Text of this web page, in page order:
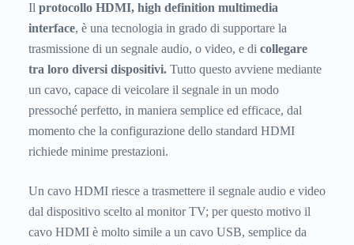
Il protocollo HDMI, high definition multimedia
interface, è una tecnologia in grado di supportare la
trasmissione di un segnale audio, o video, e di collegare
tra loro diversi dispositivi. Tutto questo avviene mediante
un cavo, capace di veicolare il segnale in un modo
pressoché perfetto, in maniera semplice ed efficace, dal
momento che la configurazione dello standard HDMI
richiede minime prestazioni.
Un cavo HDMI riesce a trasmettere il segnale audio e video
dal dispositivo scelto al monitor TV; per questo motivo il
cavo HDMI è molto simile a un cavo USB, semplice da